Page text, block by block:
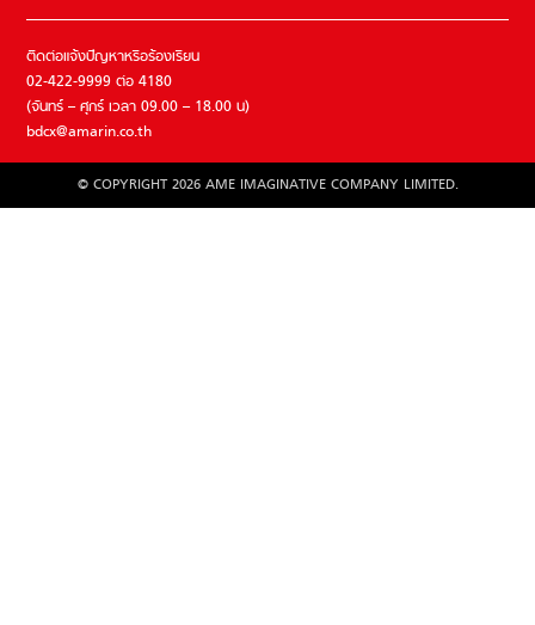
ติดต่อแจ้งปัญหาหรือร้องเรียน
02-422-9999 ต่อ 4180
(จันทร์ – ศุกร์ เวลา 09.00 – 18.00 น)
bdcx@amarin.co.th
© COPYRIGHT 2026 AME IMAGINATIVE COMPANY LIMITED.